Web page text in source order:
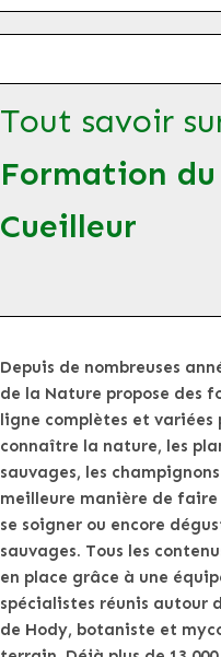
Tout savoir
Formation du
Cueilleur
Depuis de nombreuses
de la Nature propose des
ligne complètes et variées
connaître la nature, les
sauvages, les
meilleure manière de faire
se soigner ou encore
sauvages. Tous les
en place grâce à une
spécialistes réunis autour
de Hody, botaniste et